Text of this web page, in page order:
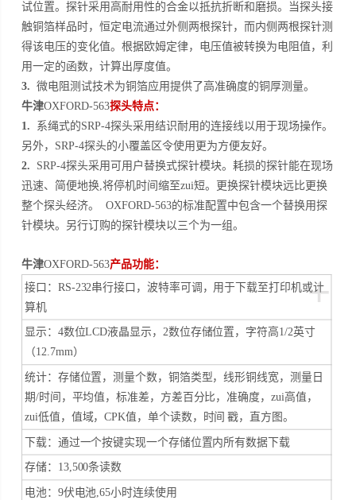
试位置。探针采用高耐用性的合金以抵抗折断和磨损。当探头接
触铜箔样品时，恒定电流通过外侧两根探针，而内侧两根探针测
得该电压的变化值。根据欧姆定律，电压值被转换为电阻值，利
用一定的函数，计算出厚度值。
3.微电阻测试技术为铜箔应用提供了高准确度的铜厚测量。
牛津OXFORD-563探头特点：
1. 系绳式的SRP-4探头采用结识耐用的连接线以用于现场操作。
另外， SRP-4探头的小覆盖区令使用更为方便友好。
2. SRP-4探头采用可用户替换式探针模块。耗损的探针能在现场
迅速、简便地换,将停机时间缩至zui短。更换探针模块远比更换
整个探头经济。
OXFORD-563的标准配置中包含一个替换用探
针模块。另行订购的探针模块以三个为一组。
牛津OXFORD-563产品功能：
+
接口：RS-232串行接口，波特率可调，用于下载至打印机或计
算机
显示：4数位LCD液晶显示，2数位存储位置，字符高1/2英寸
（12.7mm）
统计：存储位置，测量个数，铜箔类型，线形铜线宽，测量日
期/时间，平均值，标准差，方差百分比，准确度，zui高值，
zui低值，值域，CPK值，单个读数，时间 戳，直方图。
下载：通过一个按键实现一个存储位置内所有数据下载
存储： 13,500条读数
电池：9伏电池,65小时连续使用